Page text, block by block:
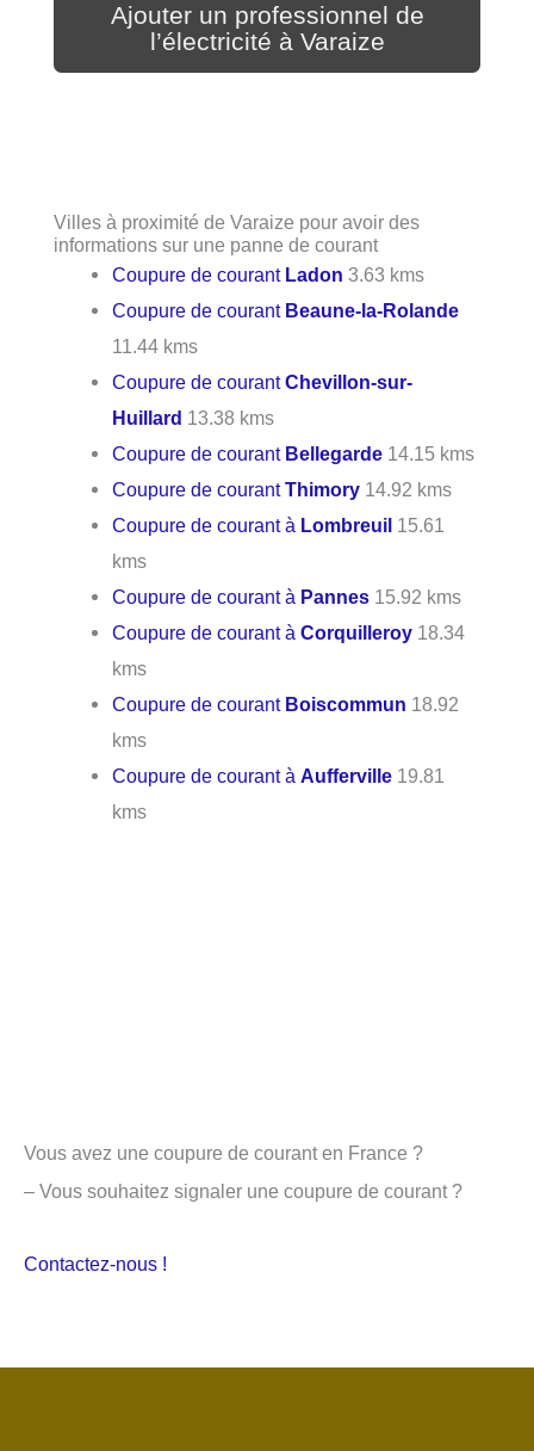
Ajouter un professionnel de
l’électricité à Varaize
Villes à proximité de Varaize pour avoir des
informations sur une panne de courant
Coupure de courant Ladon 3.63 kms
Coupure de courant Beaune-la-Rolande
11.44 kms
Coupure de courantChevillon-sur-
Huillard 13.38 kms
Coupure de courant Bellegarde 14.15 kms
Coupure de courantThimory 14.92 kms
Coupure de courant à Lombreuil 15.61
kms
Coupure de courant à Pannes 15.92 kms
Coupure de courant àCorquilleroy 18.34
kms
Coupure de courant Boiscommun 18.92
kms
Coupure de courant àAufferville 19.81
kms
Vous avez une coupure de courant en France ?
– Vous souhaitez signaler une coupure de courant ?
Contactez-nous !